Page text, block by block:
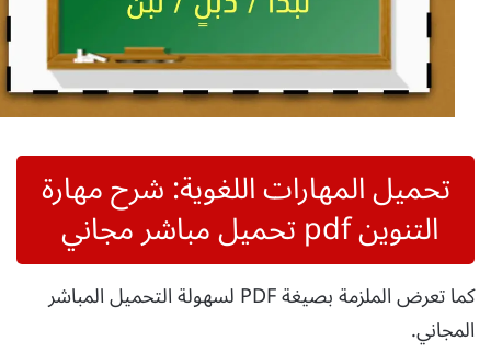
تحميل المهارات اللغوية: شرح مهارة
التنوين pdf تحميل مباشر مجاني
كما تعرض الملزمة بصيغة PDF لسهولة التحميل المباشر
المجاني.